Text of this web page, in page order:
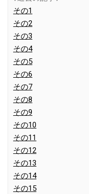
その1
その2
その3
その4
その5
その6
その7
その8
その9
その10
その11
その12
その13
その14
その15